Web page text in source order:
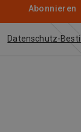
Abonnieren
Datenschutz-